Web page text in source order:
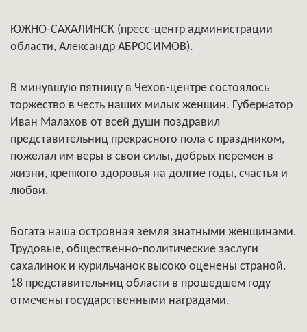
ЮЖНО-САХАЛИНСК (пресс-центр администрации
области, Александр АБРОСИМОВ).
В минувшую пятницу в Чехов-центре состоялось
торжество в честь наших милых женщин. Губернатор
Иван Малахов от всей души поздравил
представительниц прекрасного пола с праздником,
пожелал им веры в свои силы, добрых перемен в
жизни, крепкого здоровья на долгие годы, счастья и
любви.
Богата наша островная земля знатными женщинами.
Трудовые, общественно-политические заслуги
сахалинок и курильчанок высоко оценены страной.
18 представительниц области в прошедшем году
отмечены государственными наградами.